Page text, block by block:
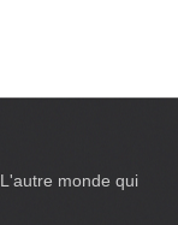
L'autre monde qui